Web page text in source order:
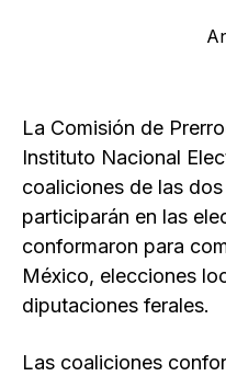
La Comisión de
Instituto Nacional
coaliciones de las
participarán en las
conformaron para
México, elecciones
diputaciones ferales.
Las coaliciones